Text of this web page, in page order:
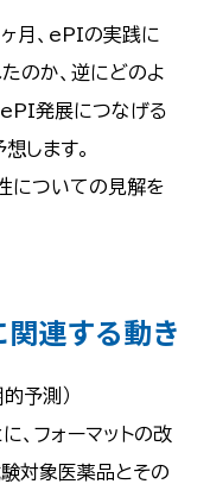
月、ePIの実践に
のか、逆にどのよ
ePI発展につなげる
します。
についての見解を
連する動き
予測）
、フォーマットの改
対象医薬品とその